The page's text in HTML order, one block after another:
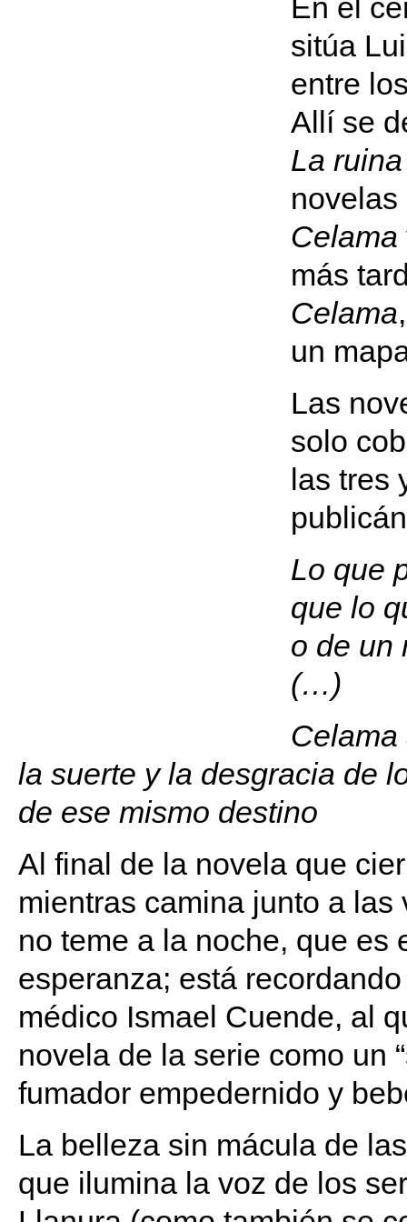
En el
sitúa
entre
Allí se
La
Celama
más
Celama
un
Las
solo
las tres
Lo que
que lo
o de un
(…)
Celama
la suerte y la desgracia de
de ese mismo destino
Al final de la novela que
mientras camina junto a
no teme a la noche, que es
esperanza; está
médico Ismael Cuende, al
novela de la serie como un
fumador empedernido y
La belleza sin mácula de
que ilumina la voz de los